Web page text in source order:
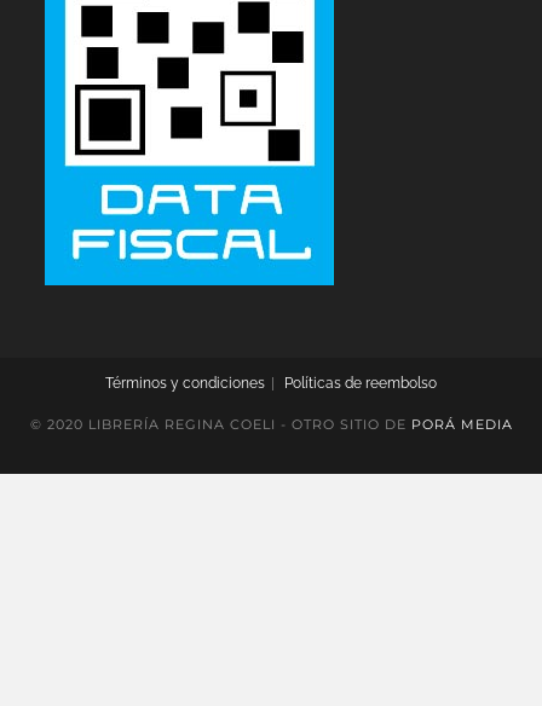
Términos y condiciones Políticas de reembolso
© 2020 LIBRERÍA REGINA COELI - OTRO SITIO DE PORÁ MEDIA